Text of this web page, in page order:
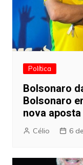
Política
Bolsonaro
Bolsonaro
nova
Célio 6